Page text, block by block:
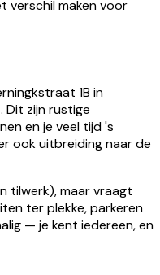
verschil maken voor
1B in
Dit zijn rustige
en je veel tijd 's
ook uitbreiding naar de
tilwerk), maar vraagt
ter plekke, parkeren
— je kent iedereen, en